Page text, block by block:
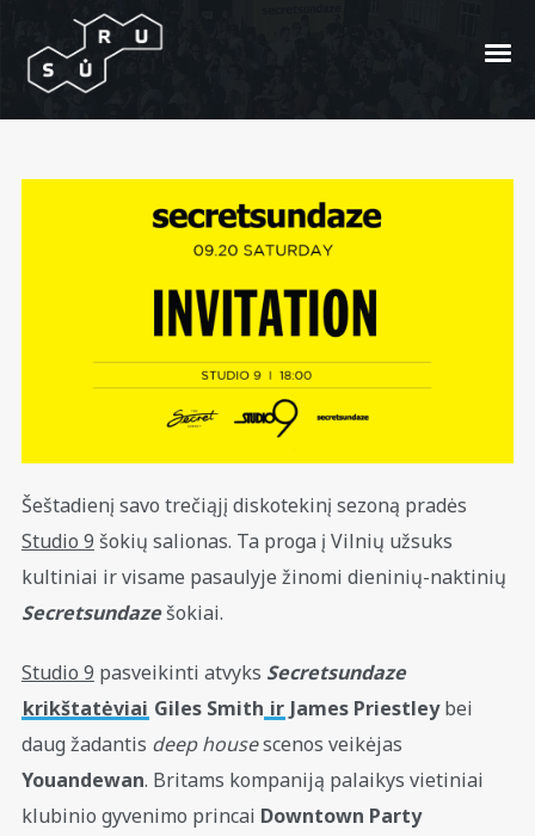
Du kvietimai į Secretsundaze
diskoteką dovanų
Posted On 2014/09/15 InAfiša
Šeštadienį savo trečiąjį diskotekinį sezoną pradės
Studio 9 šokių salionas. Ta proga į Vilnių užsuks
kultiniai ir visame pasaulyje žinomi dieninių-naktinių
Secretsundazešokiai.
Studio 9 pasveikinti atvyks Secretsundaze
krikštatėviai Giles Smith ir James Priestleybei
daug žadantis deep housescenos veikėjas
Youandewan. Britams kompaniją palaikys vietiniai
klubinio gyvenimo princai Downtown Party